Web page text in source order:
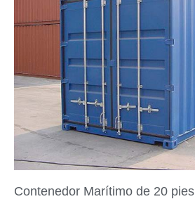
Contenedor Marítimo de 20 pies